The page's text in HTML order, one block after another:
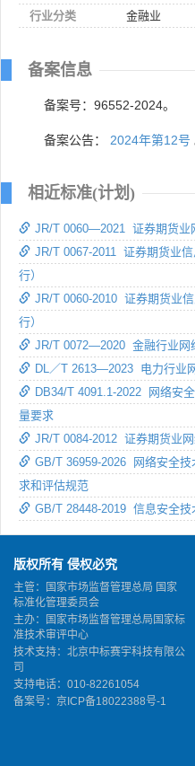
行业分类
金融业
备案信息
备案号：96552-2024。
备案公告： 2024年第12号
相近标准(计划)
JR/T 0060—2021 证券期货业
JR/T 0067-2011 证券期货业
行）
JR/T 0060-2010 证券期货业
行）
JR/T 0072—2020 金融行业网
DL／T 2613—2023 电力行业
DB34/T 4091.1-2022 网络安
量要求
JR/T 0084-2012 证券期货业
GB/T 36959-2026 网络安全
求和评估规范
GB/T 28448-2019 信息安全
版权所有 侵权必究
主管：国家市场监督管理总局 国家
标准化管理委员会
主办：国家市场监督管理总局国家标
准技术审评中心
技术支持：北京中标赛宇科技有限公
司
支持电话：010-82261054
备案号： 京ICP备18022388号-1